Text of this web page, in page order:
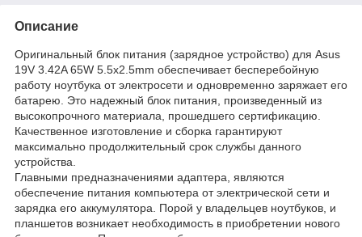
Описание
Оригинальный блок питания (зарядное устройство) для Asus
19V 3.42A 65W 5.5x2.5mm обеспечивает бесперебойную
работу ноутбука от электросети и одновременно заряжает его
батарею. Это надежный блок питания, произведенный из
высокопрочного материала, прошедшего сертификацию.
Качественное изготовление и сборка гарантируют
максимально продолжительный срок службы данного
устройства.
Главными предназначениями адаптера, являются
обеспечение питания компьютера от электрической сети и
зарядка его аккумулятора. Порой у владельцев ноутбуков, и
планшетов возникает необходимость в приобретении нового